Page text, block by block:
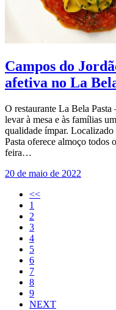
Campos do
afetiva no La
O restaurante La Bela
levar à mesa e às famílias
qualidade ímpar.
Pasta oferece almoço todos
feira…
20 de maio de 2022
<<
1
2
3
4
5
6
7
8
9
NEXT